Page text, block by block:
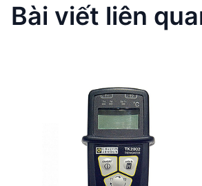
Bài viết liên